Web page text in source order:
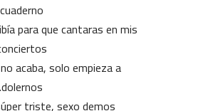
cuaderno.
para que cantaras en mis
acaba, solo empieza a
dolernos.
triste, sexo demos.